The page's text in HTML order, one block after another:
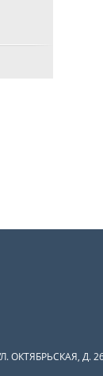
ОКТЯБРЬСКАЯ, Д.